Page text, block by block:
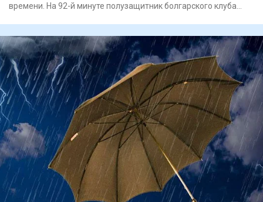
времени. На 92-й минуте полузащитник болгарского клуба